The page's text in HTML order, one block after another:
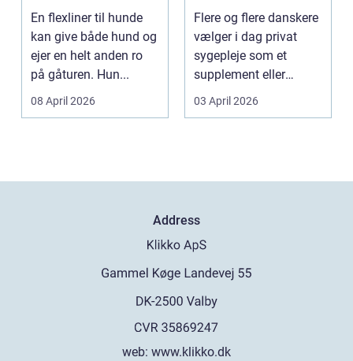
En flexliner til hunde
kan give både hund og
ejer en helt anden ro
på gåturen. Hun...
08 April 2026
hjem i stuen
Flere og flere danskere
vælger i dag privat
sygepleje som et
supplement eller
alternativ til det off...
03 April 2026
Address
web: www.klikko.dk